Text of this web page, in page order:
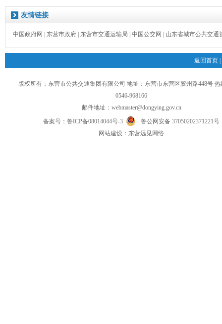
友情链接
中国政府网 东营市政府 东营市交通运输局 中国公交网 山东省城市公共交通
返回首页
版权所有：东营市公共交通集团有限公司 地址：东营市东营区胶州路448号
0546-968166
邮件地址： webmaster@dongying.gov.cn
备案号： 鲁ICP备08014044号-3
鲁公网安备 37050202371221号
网站建设： 东营远见网络